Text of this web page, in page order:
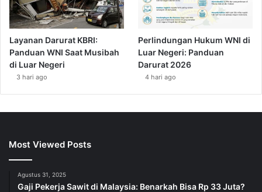
Layanan Darurat KBRI:
Panduan WNI Saat Musibah
di Luar Negeri
3 hari ago
Perlindungan Hukum WNI di
Luar Negeri: Panduan
Darurat 2026
4 hari ago
Most Viewed Posts
Agustus 31, 2025
Gaji Pekerja Sawit di Malaysia: Benarkah Bisa Rp 33 Juta?